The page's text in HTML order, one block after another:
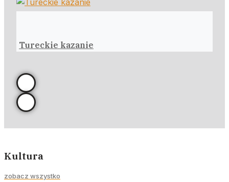
Tureckie kazanie
Kultura
zobacz wszystko